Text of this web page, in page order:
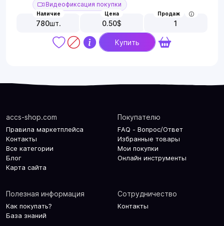
Видеофиксация покупки
Наличие
780шт.
Цена
0.50$
Продаж
1
Купить
accs-shop.com
Правила маркетплейса
Контакты
Все категории
Блог
Карта сайта
Покупателю
FAQ - Вопрос/Ответ
Избранные товары
Мои покупки
Онлайн инструменты
Полезная информация
Как покупать?
База знаний
Сотрудничество
Контакты